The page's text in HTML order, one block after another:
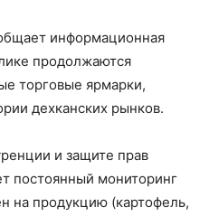
информационная
продолжаются
торговые ярмарки,
дехканских рынков.
и защите прав
постоянный мониторинг
на продукцию (картофель,